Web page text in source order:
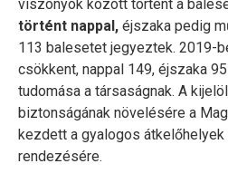
viszonyok között történt a
történt nappal, éjszaka pedig
113 balesetet jegyeztek. 2019-
csökkent, nappal 149, éjszaka
tudomása a társaságnak. A
biztonságának növelésére a
kezdett a gyalogos
rendezésére.